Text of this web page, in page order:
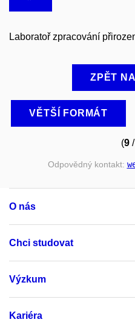
Laboratoř zpracování
ZPĚT
VĚTŠÍ FORMÁT
(9/
Odpovědný kontakt:
O nás
Chci studovat
Výzkum
Kariéra